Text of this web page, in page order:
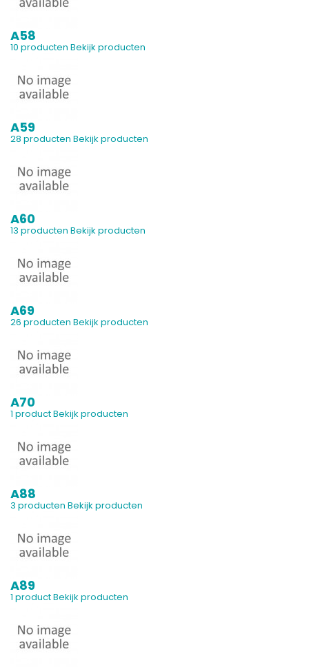
A58
10 producten Bekijk producten
A59
28 producten Bekijk producten
A60
13 producten Bekijk producten
A69
26 producten Bekijk producten
A70
1 productBekijk producten
A88
3 producten Bekijk producten
A89
1 productBekijk producten